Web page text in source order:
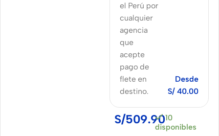
el Perú por
cualquier
agencia
que
acepte
pago de
flete en
destino.
Desde
S/ 40.00
S/509.9010
disponibles